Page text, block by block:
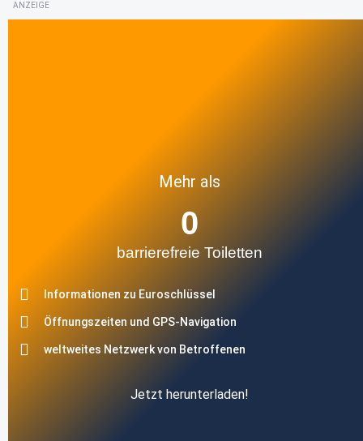
ANZEIGE
Mehr als
barrierefreie Toiletten
0
Informationen zu Euroschlüssel
Öffnungszeiten und GPS-Navigation
weltweites Netzwerk von Betroffenen
Jetzt herunterladen!